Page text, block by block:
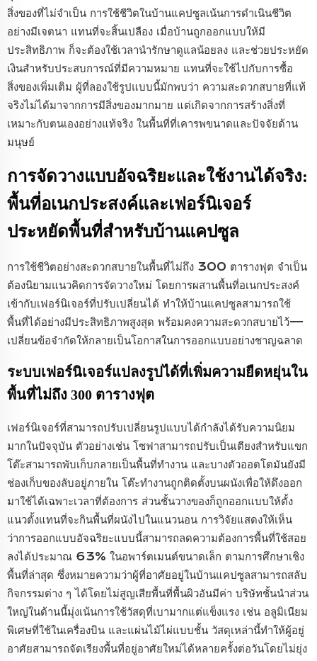
สิ่งของที่ไม่จำเป็น การใช้ชีวิตในบ้านแคปซูลเน้นการดำเนินชีวิต
อย่างมีเจตนา แทนที่จะสิ้นเปลือง เมื่อบ้านถูกออกแบบให้มี
ประสิทธิภาพ ก็จะต้องใช้เวลานำรักษาดูแลน้อยลง และช่วยประหยัด
เงินสำหรับประสบการณ์ที่มีความหมาย แทนที่จะใช้ไปกับการซื้อ
สิ่งของเพิ่มเติม ผู้ที่ลองใช้รูปแบบนี้มักพบว่า ความสะดวกสบายที่แท้
จริงไม่ได้มาจากการมีสิ่งของมากมาย แต่เกิดจากการสร้างสิ่งที่
เหมาะกับตนเองอย่างแท้จริง ในพื้นที่ที่เคารพขนาดและปัจจัยด้าน
มนุษย์
การจัดวางแบบอัจฉริยะและใช้งานได้จริง:
พื้นที่อเนกประสงค์และเฟอร์นิเจอร์
ประหยัดพื้นที่สำหรับบ้านแคปซูล
การใช้ชีวิตอย่างสะดวกสบายในพื้นที่ไม่ถึง 300 ตารางฟุต จำเป็น
ต้องนิยามแนวคิดการจัดวางใหม่ โดยการผสานพื้นที่อเนกประสงค์
เข้ากับเฟอร์นิเจอร์ที่ปรับเปลี่ยนได้ ทำให้บ้านแคปซูลสามารถใช้
พื้นที่ได้อย่างมีประสิทธิภาพสูงสุด พร้อมคงความสะดวกสบายไว้—
เปลี่ยนข้อจำกัดให้กลายเป็นโอกาสในการออกแบบอย่างชาญฉลาด
ระบบเฟอร์นิเจอร์แปลงรูปได้ที่เพิ่มความยืดหยุ่นใน
พื้นที่ไม่ถึง 300 ตารางฟุต
เฟอร์นิเจอร์ที่สามารถปรับเปลี่ยนรูปแบบได้กำลังได้รับความนิยม
มากในปัจจุบัน ตัวอย่างเช่น โซฟาสามารถปรับเป็นเตียงสำหรับแขก
โต๊ะสามารถพับเก็บกลายเป็นพื้นที่ทำงาน และบางตัวออตโตมันยังมี
ช่องเก็บของลับอยู่ภายใน โต๊ะทำงานถูกติดตั้งบนผนังเพื่อให้ดึงออก
มาใช้ได้เฉพาะเวลาที่ต้องการ ส่วนชั้นวางของก็ถูกออกแบบให้ตั้ง
แนวตั้งแทนที่จะกินพื้นที่ผนังไปในแนวนอน การวิจัยแสดงให้เห็น
ว่าการออกแบบอัจฉริยะแบบนี้สามารถลดความต้องการพื้นที่ใช้สอย
ลงได้ประมาณ 63% ในอพาร์ตเมนต์ขนาดเล็ก ตามการศึกษาเชิง
พื้นที่ล่าสุด ซึ่งหมายความว่าผู้ที่อาศัยอยู่ในบ้านแคปซูลสามารถสลับ
กิจกรรมต่าง ๆ ได้โดยไม่สูญเสียพื้นที่พื้นผิวอันมีค่า บริษัทชั้นนำส่วน
ใหญ่ในด้านนี้มุ่งเน้นการใช้วัสดุที่เบามากแต่แข็งแรง เช่น อลูมิเนียม
พิเศษที่ใช้ในเครื่องบิน และแผ่นไม้ไผ่แบบชั้น วัสดุเหล่านี้ทำให้ผู้อยู่
อาศัยสามารถจัดเรียงพื้นที่อยู่อาศัยใหม่ได้หลายครั้งต่อวันโดยไม่ยุ่ง